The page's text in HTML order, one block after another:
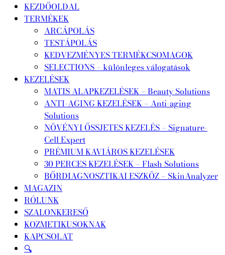
KEZDŐOLDAL
TERMÉKEK
ARCÁPOLÁS
TESTÁPOLÁS
KEDVEZMÉNYES TERMÉKCSOMAGOK
SELECTIONS – különleges válogatások
KEZELÉSEK
MATIS ALAPKEZELÉSEK – Beauty Solutions
ANTI-AGING KEZELÉSEK – Anti-aging
Solutions
NÖVÉNYI ŐSSJETES KEZELÉS – Signature-
Cell Expert
PRÉMIUM KAVIÁROS KEZELÉSEK
30 PERCES KEZELÉSEK – Flash Solutions
BŐRDIAGNOSZTIKAI ESZKÖZ – SkinAnalyzer
MAGAZIN
RÓLUNK
SZALONKERESŐ
KOZMETIKUSOKNAK
KAPCSOLAT
🔍